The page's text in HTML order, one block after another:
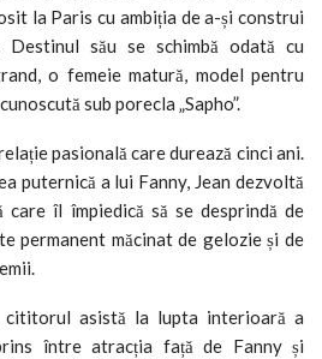
la Paris cu ambiția de a-și construi
său se schimbă odată cu
o femeie matură, model pentru
sub porecla „Sapho”.
pasională care durează cinci ani.
puternică a lui Fanny, Jean dezvoltă
care îl împiedică să se desprindă de
permanent măcinat de gelozie și de
cititorul asistă la lupta interioară a
între atracția față de Fanny și